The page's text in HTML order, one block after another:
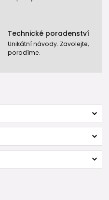
Technické poradenství
Unikátní návody. Zavolejte,
poradíme.